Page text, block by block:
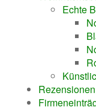
Echte
Rezensionen